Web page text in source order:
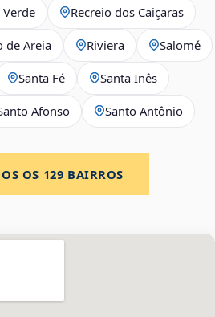
Verde Recreio dos Caiçaras
de Areia Riviera Salomé
Santa Fé Santa Inês
Afonso Santo Antônio
OS 129 BAIRROS